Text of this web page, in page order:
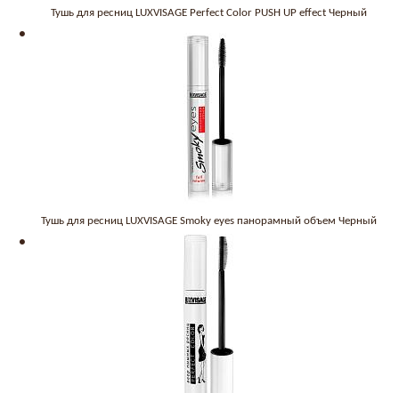
Тушь для ресниц LUXVISAGE Perfect Color PUSH UP effect Черный
Тушь для ресниц LUXVISAGE Smoky eyes панорамный объем Черный